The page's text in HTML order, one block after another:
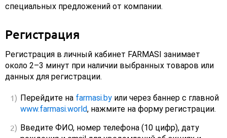
специальных предложений от компании.
Регистрация
Регистрация в личный кабинет FARMASI занимает
около 2–3 минут при наличии выбранных товаров или
данных для регистрации.
Перейдите на farmasi.by или через баннер с главной
www.farmasi.world, нажмите на форму регистрации.
Введите ФИО, номер телефона (10 цифр), дату